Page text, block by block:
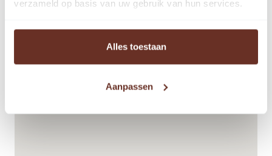
verzameld op basis van uw gebruik van hun services.
Alles toestaan
Aanpassen
– Voorzien van 2 pantry’s. Boven is de pantry voorzien
van koelkast, vriezer, vaatwasser en combinatie oven
– Airco op de begane grond en eerste verdieping
– Optioneel glazen pui